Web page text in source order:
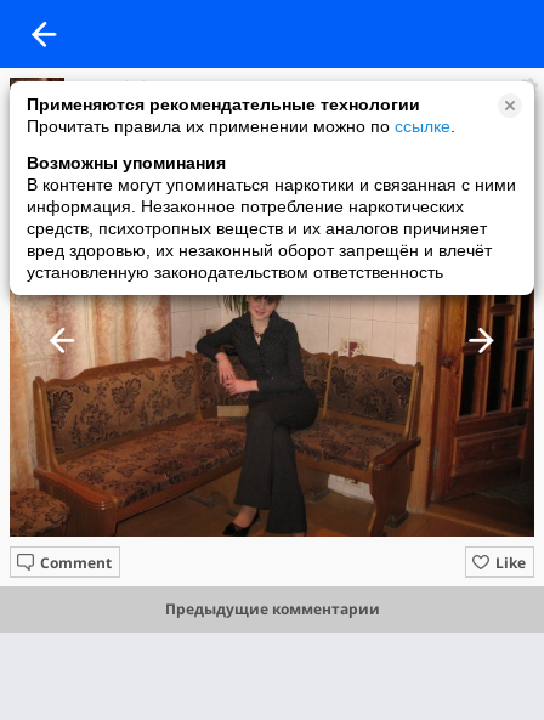
Применяются рекомендательные технологии
Прочитать правила их применении можно по ссылке
Возможны упоминания
В контенте могут упоминаться наркотики и связанная с ними
информация. Незаконное потребление наркотических
средств, психотропных веществ и их аналогов причиняет
вред здоровью, их незаконный оборот запрещён и влечёт
установленную законодательством ответственность
юлия бобр
added a photo
09 Apr в 00:31
Like
Comment
Предыдущие комментарии